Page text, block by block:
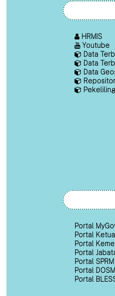
HRMIS
Youtube
Data
Data
Data
Portal
Portal
Portal
Portal
Portal SPRM
Portal DOSM
Portal